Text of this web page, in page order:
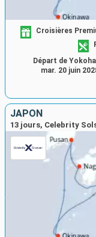
Croisières
Départ de
mar. 20 juin
JAPON
13 jours, Celebrity